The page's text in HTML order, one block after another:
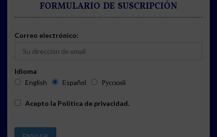
FORMULARIO DE SUSCRIPCIÓN
Correo electrónico:
Idioma
English
Español Русский
Acepto la Política de privacidad.